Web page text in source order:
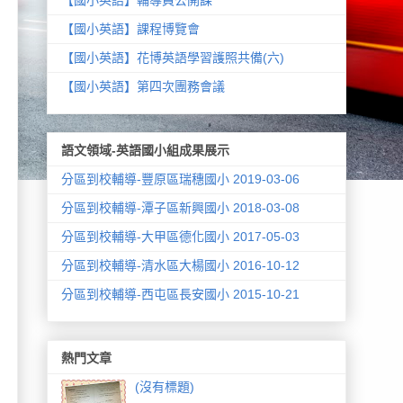
【國小英語】課程博覽會
【國小英語】花博英語學習護照共備(六)
【國小英語】第四次團務會議
語文領域-英語國小組成果展示
分區到校輔導-豐原區瑞穗國小 2019-03-06
分區到校輔導-潭子區新興國小 2018-03-08
分區到校輔導-大甲區德化國小 2017-05-03
分區到校輔導-清水區大楊國小 2016-10-12
分區到校輔導-西屯區長安國小 2015-10-21
熱門文章
(沒有標題)